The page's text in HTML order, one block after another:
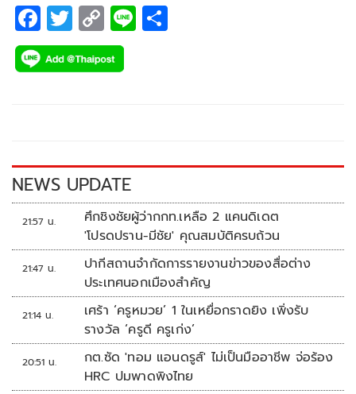
F
ac
e
k
T
wi
tt
C
o
p
k
Li
NEWS UPDATE
21:57 น.
ศึกชิงชัยผู้ว่ากกท.เหลือ 2 แคนดิเดต
'โปรดปราน-มีชัย' คุณสมบัติครบถ้วน
21:47 น.
ปากีสถานจำกัดการรายงานข่าวของสื่อต่าง
ประเทศนอกเมืองสำคัญ
21:14 น.
เศร้า ‘ครูหมวย’ 1 ในเหยื่อกราดยิง เพิ่งรับ
รางวัล ‘ครูดี ครูเก่ง’
20:51 น.
กต.ซัด 'ทอม แอนดรูส์' ไม่เป็นมืออาชีพ จ่อร้อง
HRC ปมพาดพิงไทย